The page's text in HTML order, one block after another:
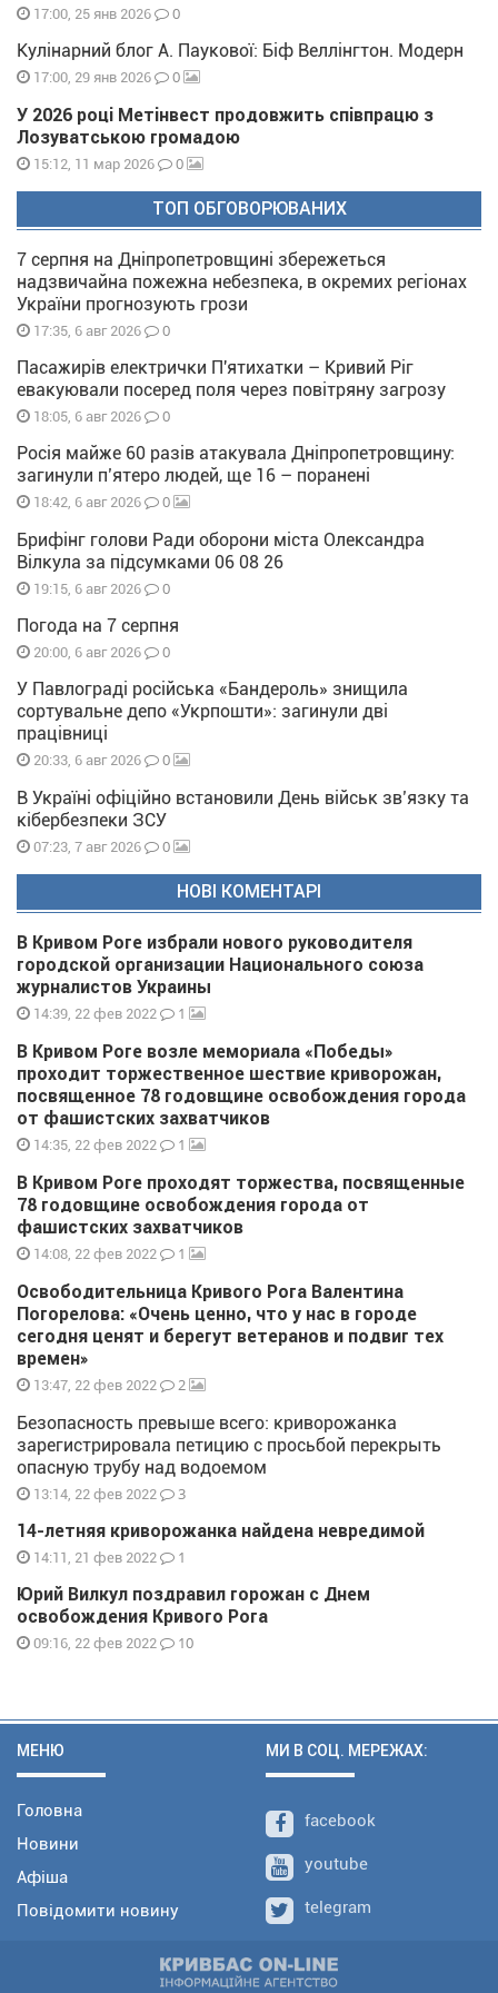
17:00, 25 янв 2026 0
Кулінарний блог А. Паукової: Біф Веллінгтон. Модерн
17:00, 29 янв 2026 0
У 2026 році Метінвест продовжить співпрацю з
Лозуватською громадою
15:12, 11 мар 2026 0
ТОП ОБГОВОРЮВАНИХ
7 серпня на Дніпропетровщині збережеться
надзвичайна пожежна небезпека, в окремих регіонах
України прогнозують грози
17:35, 6 авг 2026 0
Пасажирів електрички П'ятихатки – Кривий Ріг
евакуювали посеред поля через повітряну загрозу
18:05, 6 авг 2026 0
Росія майже 60 разів атакувала Дніпропетровщину:
загинули п’ятеро людей, ще 16 – поранені
18:42, 6 авг 2026 0
Брифінг голови Ради оборони міста Олександра
Вілкула за підсумками 06 08 26
19:15, 6 авг 2026 0
Погода на 7 серпня
20:00, 6 авг 2026 0
У Павлограді російська «Бандероль» знищила
сортувальне депо «Укрпошти»: загинули дві
працівниці
20:33, 6 авг 2026 0
В Україні офіційно встановили День військ зв’язку та
кібербезпеки ЗСУ
07:23, 7 авг 2026 0
НОВІ КОМЕНТАРІ
В Кривом Роге избрали нового руководителя
городской организации Национального союза
журналистов Украины
14:39, 22 фев 2022 1
В Кривом Роге возле мемориала «Победы»
проходит торжественное шествие криворожан,
посвященное 78 годовщине освобождения города
от фашистских захватчиков
14:35, 22 фев 2022 1
В Кривом Роге проходят торжества, посвященные
78 годовщине освобождения города от
фашистских захватчиков
14:08, 22 фев 2022 1
Освободительница Кривого Рога Валентина
Погорелова: «Очень ценно, что у нас в городе
сегодня ценят и берегут ветеранов и подвиг тех
времен»
13:47, 22 фев 2022 2
Безопасность превыше всего: криворожанка
зарегистрировала петицию с просьбой перекрыть
опасную трубу над водоемом
13:14, 22 фев 2022 3
14-летняя криворожанка найдена невредимой
14:11, 21 фев 2022 1
Юрий Вилкул поздравил горожан с Днем
освобождения Кривого Рога
09:16, 22 фев 2022 10
МЕНЮ
Головна
Новини
Афіша
Повідомити новину
МИ В СОЦ. МЕРЕЖАХ:
facebook
youtube
telegram